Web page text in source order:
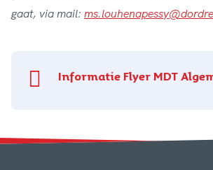
gaat, via mail:
Informatie Flyer MDT